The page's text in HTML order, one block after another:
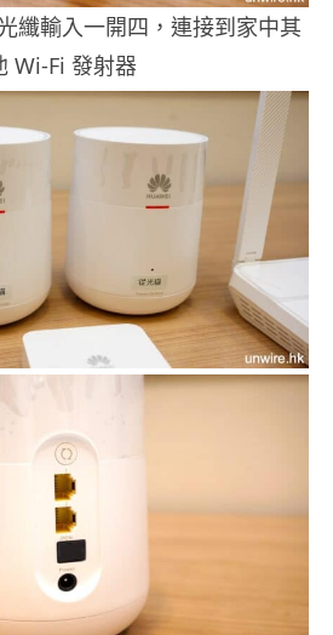
纖輸入一開四，連接到家中其
Wi-Fi 發射器